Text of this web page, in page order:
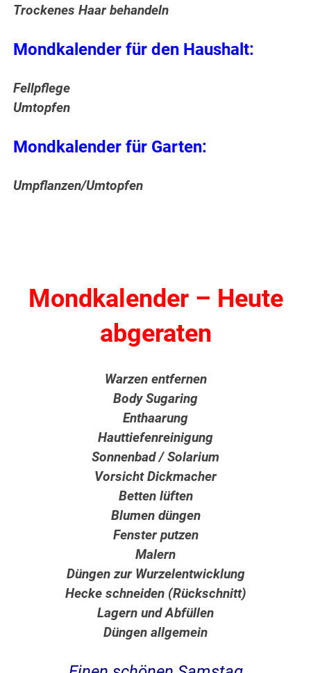
Trockenes Haar behandeln
Mondkalender für den Haushalt:
Fellpflege
Umtopfen
Mondkalender für Garten:
Umpflanzen/Umtopfen
Mondkalender – Heute
abgeraten
Warzen entfernen
Body Sugaring
Enthaarung
Hauttiefenreinigung
Sonnenbad / Solarium
Vorsicht Dickmacher
Betten lüften
Blumen düngen
Fenster putzen
Malern
Düngen zur Wurzelentwicklung
Hecke schneiden (Rückschnitt)
Lagern und Abfüllen
Düngen allgemein